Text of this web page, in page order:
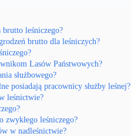
brutto leśniczego?
brutto dla leśniczych?
Lasów Państwowych?
służbowego?
posiadają pracownicy służby leśnej?
leśnictwie?
zwykłego leśniczego?
w nadleśnictwie?